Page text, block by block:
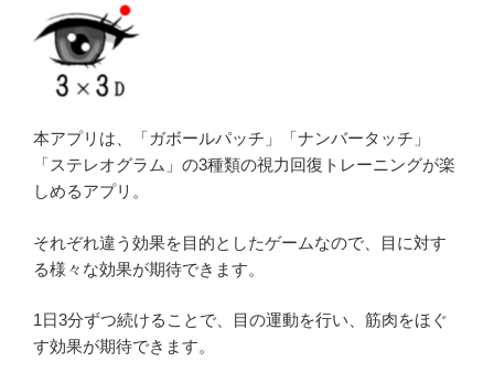
本アプリは、「ガボールパッチ」「ナンバータッチ」
「ステレオグラム」の3種類の視力回復トレーニングが楽
しめるアプリ。
それぞれ違う効果を目的としたゲームなので、目に対す
る様々な効果が期待できます。
1日3分ずつ続けることで、目の運動を行い、筋肉をほぐ
す効果が期待できます。